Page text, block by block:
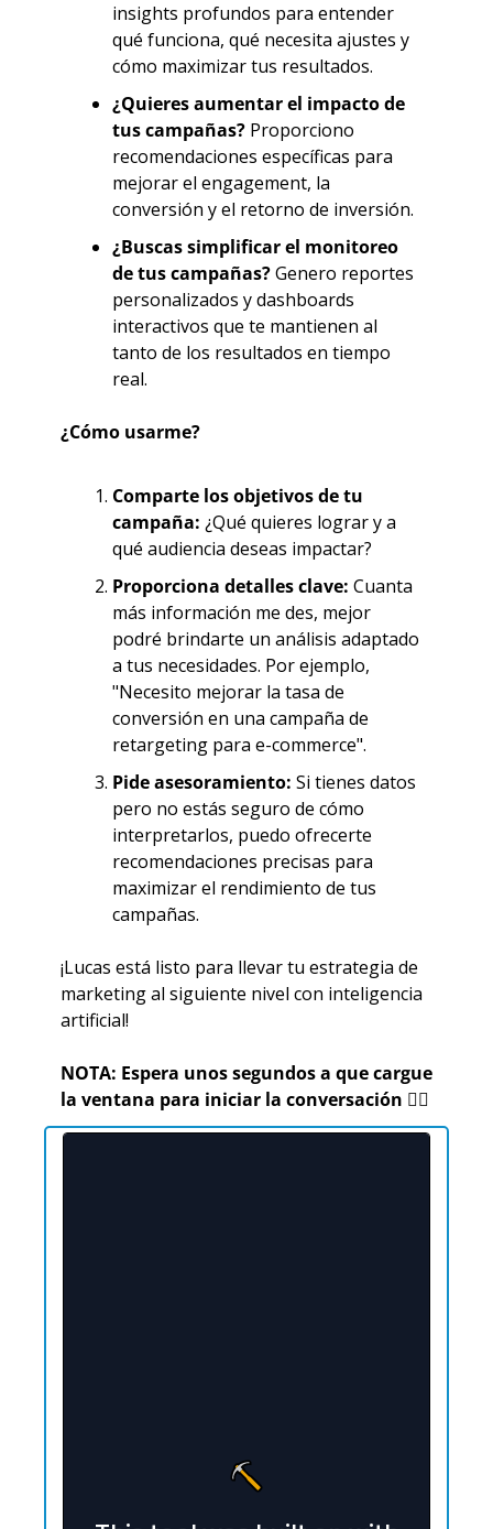
insights profundos para entender
qué funciona, qué necesita ajustes y
cómo maximizar tus resultados.
¿Quieres aumentar el impacto de
tus campañas? Proporciono
recomendaciones específicas para
mejorar el engagement, la
conversión y el retorno de inversión.
¿Buscas simplificar el monitoreo
de tus campañas? Genero reportes
personalizados y dashboards
interactivos que te mantienen al
tanto de los resultados en tiempo
real.
¿Cómo usarme?
Comparte los objetivos de tu
campaña: ¿Qué quieres lograr y a
qué audiencia deseas impactar?
Proporciona detalles clave: Cuanta
más información me des, mejor
podré brindarte un análisis adaptado
a tus necesidades. Por ejemplo,
"Necesito mejorar la tasa de
conversión en una campaña de
retargeting para e-commerce".
Pide asesoramiento: Si tienes datos
pero no estás seguro de cómo
interpretarlos, puedo ofrecerte
recomendaciones precisas para
maximizar el rendimiento de tus
campañas.
¡Lucas está listo para llevar tu estrategia de
marketing al siguiente nivel con inteligencia
artificial!
NOTA: Espera unos segundos a que cargue